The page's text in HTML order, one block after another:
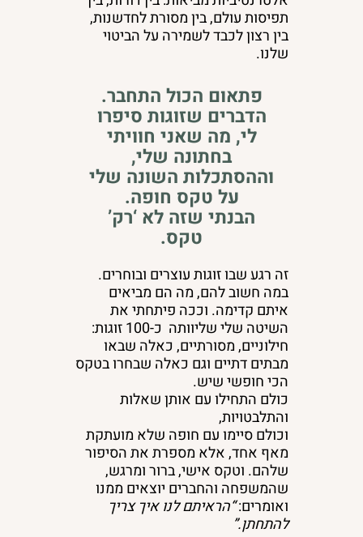
תפיסות עולם, בין מסורת לחדשנות,
בין רצון לכבד לשמירה על הביטוי
שלנו.
פתאום הכול התחבר.
הדברים שזוגות סיפרו
לי, מה שאני חוויתי
בחתונה שלי,
וההסתכלות השונה שלי
על טקס חופה.
הבנתי שזה לא ‘רק’
טקס.
זה רגע שבו זוגות עוצרים ובוחרים.
במה חשוב להם, מה הם מביאים
איתם קדימה. וככה פיתחתי את
השיטה שלי שליוותה כ-100 זוגות:
חילוניים, מסורתיים, כאלה שבאו
מבתים דתיים וגם כאלה שבחרו בטקס
הכי חופשי שיש.
כולם התחילו עם אותן שאלות
והתלבטויות,
וכולם סיימו עם חופה שלא מועתקת
מאף אחד, אלא מספרת את הסיפור
שלהם. וטקס אישי, ברור ומרגש,
שהמשפחה והחברים יוצאים ממנו
ואומרים:“הראיתם לנו איך צריך
להתחתן.”